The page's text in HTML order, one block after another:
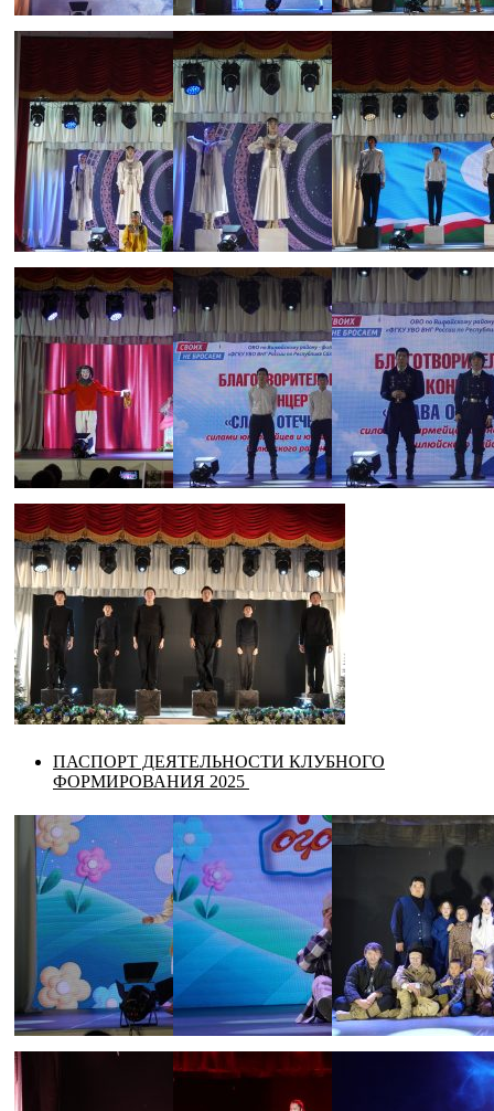
ПАСПОРТ ДЕЯТЕЛЬНОСТИ КЛУБНОГО
ФОРМИРОВАНИЯ 2025